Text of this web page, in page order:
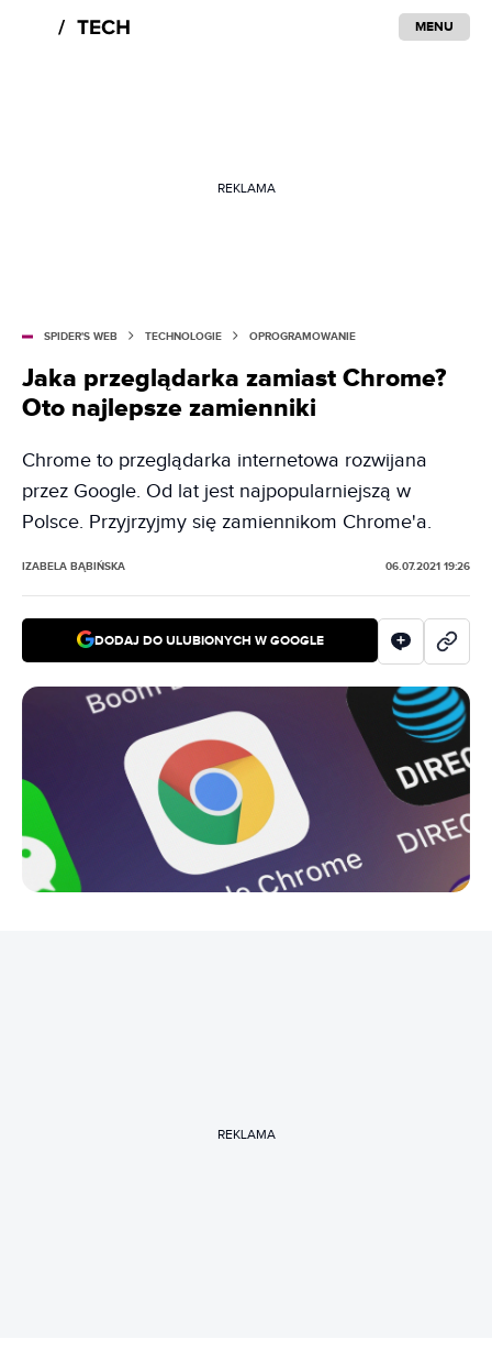
MENU
REKLAMA
SPIDER'S WEB TECHNOLOGIE OPROGRAMOWANIE
Jaka przeglądarka zamiast Chrome?
Oto najlepsze zamienniki
Chrome to przeglądarka internetowa rozwijana
przez Google. Od lat jest najpopularniejszą w
Polsce. Przyjrzyjmy się zamiennikom Chrome'a.
IZABELA BĄBIŃSKA 06.07.2021 19:26
DODAJ DO ULUBIONYCH W GOOGLE
REKLAMA